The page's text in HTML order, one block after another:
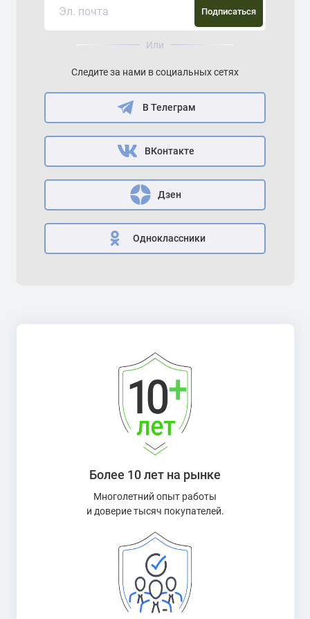
Подписаться
Или
Следите за нами в социальных сетях
В Телеграм
ВКонтакте
Дзен
Одноклассники
Более 10 лет на рынке
Многолетний опыт работы
и доверие тысяч покупателей.